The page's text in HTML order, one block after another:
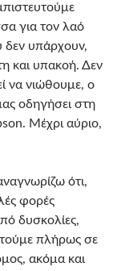
για τον λαό
δεν υπάρχουν,
και υπακοή. Δεν
να νιώθουμε, ο
οδηγήσει στη
Μέχρι αύριο,
ότι,
φορές
δυσκολίες,
πλήρως σε
ακόμα και